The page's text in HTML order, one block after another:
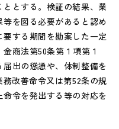
とする。検証の結果、業
を図る必要があると認め
する期間を勘案した一定
商法第50条第１項第１
出の慫慂や、体制整備を
改善命令又は第52条の規
令を発出する等の対応を